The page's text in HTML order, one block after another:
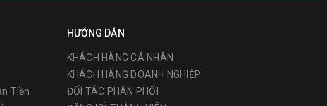
Tiền
HƯỚNG DẪN
KHÁCH HÀNG CÁ NHÂN
KHÁCH HÀNG DOANH NGHIỆP
ĐỐI TÁC PHÂN PHỐI